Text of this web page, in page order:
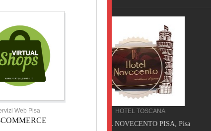
Web Pisa
HOTEL TOSCANA
HOTEL NOVECENTO PISA, Pisa
SERVIZI WEB TOSCANA
JOLLY PARTNER, Pisa